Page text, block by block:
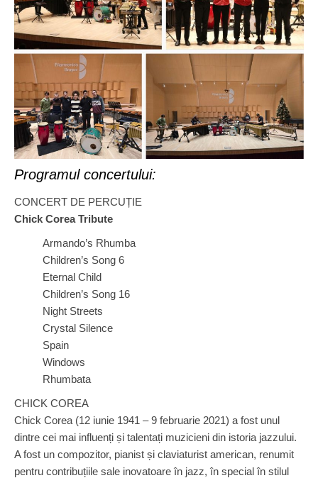
Programul concertului:
CONCERT DE PERCUȚIE
Chick Corea Tribute
Armando’s Rhumba
Children’s Song 6
Eternal Child
Children’s Song 16
Night Streets
Crystal Silence
Spain
Windows
Rhumbata
CHICK COREA
Chick Corea (12 iunie 1941 – 9 februarie 2021) a fost unul
dintre cei mai influenți și talentați muzicieni din istoria jazzului.
A fost un compozitor, pianist și claviaturist american, renumit
pentru contribuțiile sale inovatoare în jazz, în special în stilul